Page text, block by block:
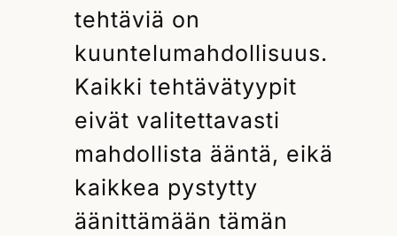
tehtäviä on
kuuntelumahdollisuus.
Kaikki tehtävätyypit
eivät valitettavasti
mahdollista ääntä, eikä
kaikkea pystytty
äänittämään tämän